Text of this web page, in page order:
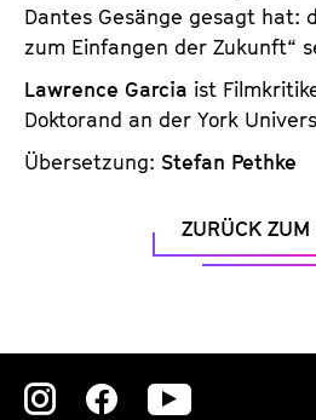
Dantes Gesänge gesagt hat:
zum Einfangen der Zukunft“
Lawrence Garcia ist
Doktorand an der York
Übersetzung: Stefan Pethke
ZURÜCK ZUM
Zu
Zu
Zu